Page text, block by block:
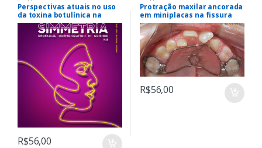
Perspectivas atuais no uso
da toxina botulínica na
implantodontia
R$56,00
Protração maxilar ancorada
em miniplacas na fissura
labiopalatina – do
diagnóstico à maturidade
esquelética
R$56,00